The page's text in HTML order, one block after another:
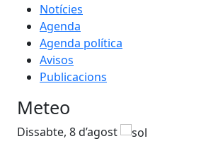
Notícies
Agenda
Agenda política
Avisos
Publicacions
Meteo
Dissabte, 8 d’agost